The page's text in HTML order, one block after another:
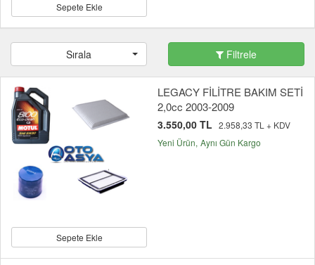
Sepete Ekle
Sırala Filtrele
Sepete Ekle
LEGACY FİLİTRE BAKIM SETİ
2,0cc 2003-2009
3.550,00 TL 2.958,33 TL + KDV
Yeni Ürün Aynı Gün Kargo